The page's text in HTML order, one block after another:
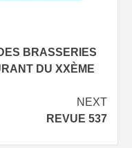
BRASSERIES
DU XXÈME
NEXT
REVUE 537